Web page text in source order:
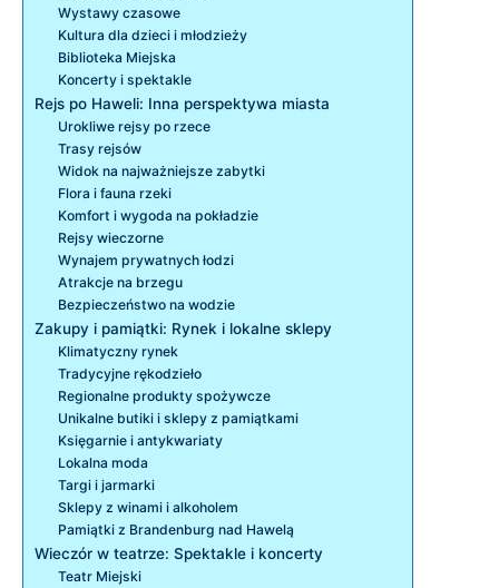
Wystawy czasowe
Kultura dla dzieci i młodzieży
Biblioteka Miejska
Koncerty i spektakle
Rejs po Haweli: Inna perspektywa miasta
Urokliwe rejsy po rzece
Trasy rejsów
Widok na najważniejsze zabytki
Flora i fauna rzeki
Komfort i wygoda na pokładzie
Rejsy wieczorne
Wynajem prywatnych łodzi
Atrakcje na brzegu
Bezpieczeństwo na wodzie
Zakupy i pamiątki: Rynek i lokalne sklepy
Klimatyczny rynek
Tradycyjne rękodzieło
Regionalne produkty spożywcze
Unikalne butiki i sklepy z pamiątkami
Księgarnie i antykwariaty
Lokalna moda
Targi i jarmarki
Sklepy z winami i alkoholem
Pamiątki z Brandenburg nad Hawelą
Wieczór w teatrze: Spektakle i koncerty
Teatr Miejski